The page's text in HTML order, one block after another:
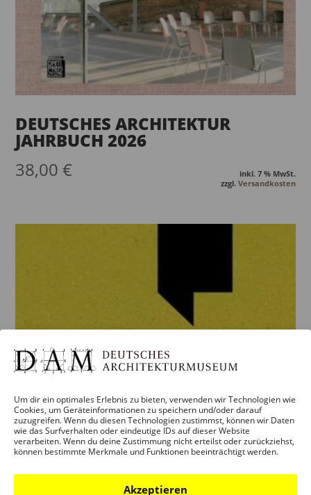
Um dir ein optimales Erlebnis zu bieten, verwenden wir Technologien wie
Cookies, um Geräteinformationen zu speichern und/oder darauf
zuzugreifen. Wenn du diesen Technologien zustimmst, können wir Daten
wie das Surfverhalten oder eindeutige IDs auf dieser Website
verarbeiten. Wenn du deine Zustimmung nicht erteilst oder zurückziehst,
können bestimmte Merkmale und Funktionen beeinträchtigt werden.
Akzeptieren
DEUTSCHES ARCHITEKTUR
JAHRBUCH 2026
38,00€
inkl. 7 % MwSt.
zzgl. Versandkosten